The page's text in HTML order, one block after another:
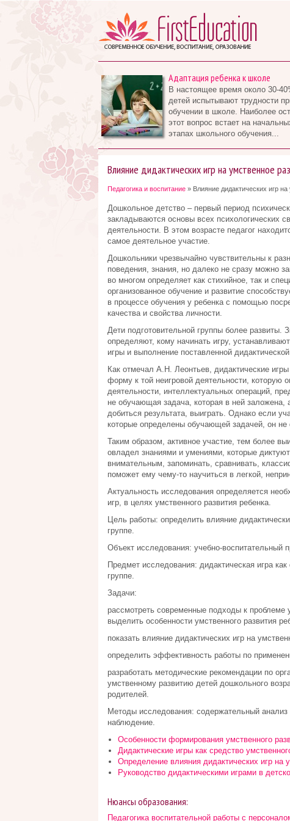
Адаптация ребенка к школе
В настоящее время около 30-
детей испытывают трудности
обучении в школе. Наиболее
этот вопрос встает на
этапах школьного обучения...
Влияние дидактических игр на умственное
Педагогика и воспитание» Влияние дидактических игр на
Дошкольное детство – первый период
закладываются основы всех психологических
деятельности. В этом возрасте педагог
самое деятельное участие.
Дошкольники чрезвычайно чувствительны к
поведения, знания, но далеко не сразу можно
во многом определяет как стихийное, так и
организованное обучение и развитие
в процессе обучения у ребенка с помощью
качества и свойства личности.
Дети подготовительной группы более
определяют, кому начинать игру,
игры и выполнение поставленной
Как отмечал А.Н. Леонтьев, дидактические
форму к той неигровой деятельности, которую
деятельности, интеллектуальных операций,
не обучающая задача, которая в ней заложена,
добиться результата, выиграть. Однако если
которые определены обучающей задачей, он не
Таким образом, активное участие, тем более
овладел знаниями и умениями, которые
внимательным, запоминать, сравнивать,
поможет ему чему-то научиться в легкой,
Актуальность исследования определяется
игр, в целях умственного развития ребенка.
Цель работы: определить влияние
группе.
Объект исследования: учебно-воспитательный
Предмет исследования: дидактическая игра
группе.
Задачи:
рассмотреть современные подходы к проблеме
выделить особенности умственного развития
показать влияние дидактических игр на
определить эффективность работы по
разработать методические рекомендации по
умственному развитию детей дошкольного
родителей.
Методы исследования: содержательный
наблюдение.
Особенности формирования умственного
Дидактические игры как средство
Определение влияния дидактических игр на
Руководство дидактическими играми в
Нюансы образования:
Педагогика воспитательной работы с